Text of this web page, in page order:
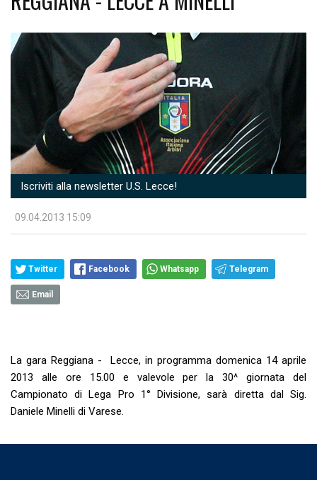
Iscriviti alla newsletter U.S. Lecce!
09.04.2013 15:09
Twitter Facebook Whatsapp Telegram
Email
La gara Reggiana - Lecce, in programma domenica 14 aprile
2013 alle ore 15.00 e valevole per la 30^ giornata del
Campionato di Lega Pro 1° Divisione, sarà diretta dal Sig.
Daniele Minelli di Varese.